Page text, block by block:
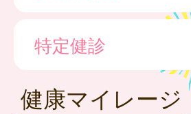
特定健診
健康マイレージ